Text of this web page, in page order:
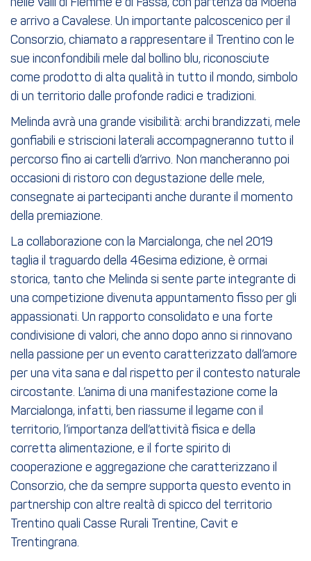
nelle Valli di Fiemme e di Fassa, con partenza da Moena
e arrivo a Cavalese. Un importante palcoscenico per il
Consorzio, chiamato a rappresentare il Trentino con le
sue inconfondibili mele dal bollino blu, riconosciute
come prodotto di alta qualità in tutto il mondo, simbolo
di un territorio dalle profonde radici e tradizioni.
Melinda avrà una grande visibilità: archi brandizzati, mele
gonfiabili e striscioni laterali accompagneranno tutto il
percorso fino ai cartelli d’arrivo. Non mancheranno poi
occasioni di ristoro con degustazione delle mele,
consegnate ai partecipanti anche durante il momento
della premiazione.
La collaborazione con la Marcialonga, che nel 2019
taglia il traguardo della 46esima edizione, è ormai
storica, tanto che Melinda si sente parte integrante di
una competizione divenuta appuntamento fisso per gli
appassionati. Un rapporto consolidato e una forte
condivisione di valori, che anno dopo anno si rinnovano
nella passione per un evento caratterizzato dall’amore
per una vita sana e dal rispetto per il contesto naturale
circostante. L’anima di una manifestazione come la
Marcialonga, infatti, ben riassume il legame con il
territorio, l’importanza dell’attività fisica e della
corretta alimentazione, e il forte spirito di
cooperazione e aggregazione che caratterizzano il
Consorzio, che da sempre supporta questo evento in
partnership con altre realtà di spicco del territorio
Trentino quali Casse Rurali Trentine, Cavit e
Trentingrana.